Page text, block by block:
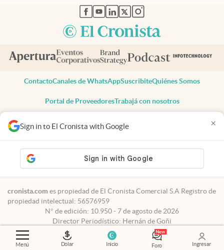
Menú Dolar Inicio Foro Ingresar
Sign in to El Cronista with Google ×
abre en nueva pestaña
abre en nueva pestaña
abre en nueva pestaña
abre en nueva pestaña
abre en nueva pestaña
ContactoCanales de WhatsAppSuscribiteQuiénes Somos
Portal de ProveedoresTrabajá con nosotros
Todos los derechos reservados
Privacidad
Consentimiento
Tel:+54 11 7078-3270
cronista.com es propiedad de El Cronista Comercial S.A Registro de
propiedad intelectual: 56576959
N° de edición: 10.950 - 7 de agosto de 2026
Director Periodístico: Hernán de Goñi